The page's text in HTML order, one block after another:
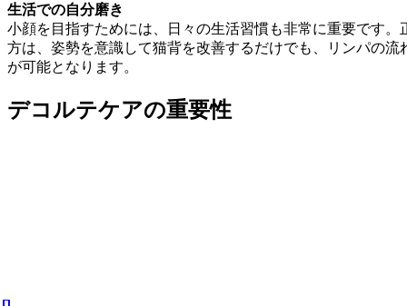
生活での自分磨き
小顔を目指すためには、日々の生活習慣も非常に重要です
方は、姿勢を意識して猫背を改善するだけでも、リンパの
が可能となります。
デコルテケアの重要性